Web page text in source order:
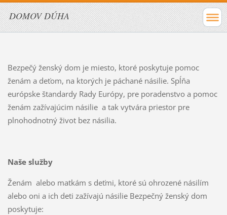
DOMOV DÚHA
Bezpečý ženský dom je miesto, ktoré poskytuje pomoc
ženám a deťom, na ktorých je páchané násilie. Spĺňa
európske štandardy Rady Európy, pre poradenstvo a pomoc
ženám zažívajúcim násilie a tak vytvára priestor pre
plnohodnotný život bez násilia.
Naše služby
Ženám alebo matkám s deťmi, ktoré sú ohrozené násilím
alebo oni a ich deti zažívajú násilie Bezpečný ženský dom
poskytuje: